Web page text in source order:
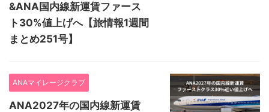
&ANA国内線新運賃ファース
ト30%値上げへ【旅情報1週間
まとめ251号】
ANAマイレージクラブ
ANA2027年の国内線新運賃